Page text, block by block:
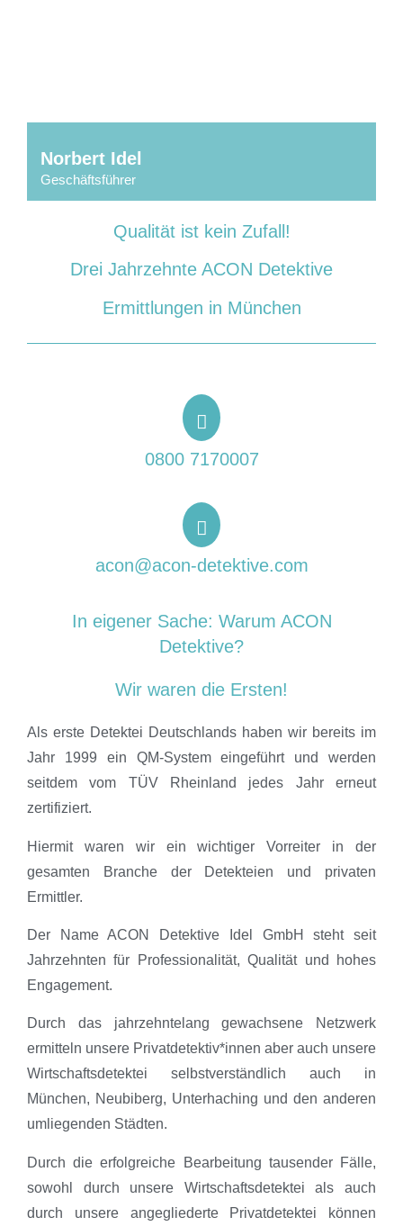
Norbert Idel
Geschäftsführer
Qualität ist kein Zufall!
Drei Jahrzehnte ACON Detektive
Ermittlungen in München
0800 7170007
acon@acon-detektive.com
In eigener Sache: Warum ACON
Detektive?
Wir waren die Ersten!
Als erste Detektei Deutschlands haben wir bereits im
Jahr 1999 ein QM-System eingeführt und werden
seitdem vom TÜV Rheinland jedes Jahr erneut
zertifiziert.
Hiermit waren wir ein wichtiger Vorreiter in der
gesamten Branche der Detekteien und privaten
Ermittler.
Der Name ACON Detektive Idel GmbH steht seit
Jahrzehnten für Professionalität, Qualität und hohes
Engagement.
Durch das jahrzehntelang gewachsene Netzwerk
ermitteln unsere Privatdetektiv*innen aber auch unsere
Wirtschaftsdetektei selbstverständlich auch in
München, Neubiberg, Unterhaching und den anderen
umliegenden Städten.
Durch die erfolgreiche Bearbeitung tausender Fälle,
sowohl durch unsere Wirtschaftsdetektei als auch
durch unsere angegliederte Privatdetektei können